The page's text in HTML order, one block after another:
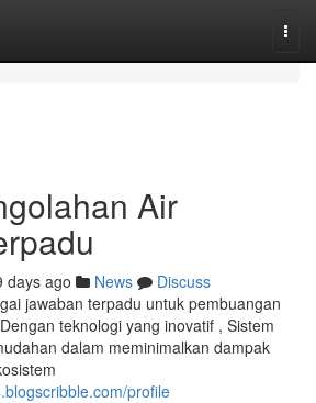
Air
days ago News
Discuss
jawaban terpadu untuk pembuangan
teknologi yang inovatif , Sistem
dalam meminimalkan dampak
profile